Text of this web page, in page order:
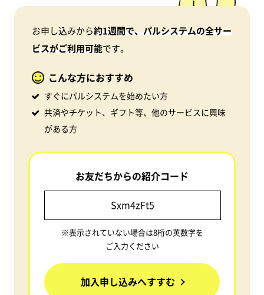
お申し込みから約1週間で、パルシステムの全サー
ビスがご利用可能です。
こんな方におすすめ
すぐにパルシステムを始めたい方
共済やチケット、ギフト等、他のサービスに興味
がある方
お友だちからの紹介コード
※表示されていない場合は8桁の英数字を
ご入力ください
加入申し込みへすすむ